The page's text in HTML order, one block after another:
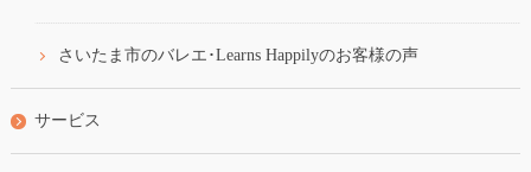
さいたま市のバレエ･Learns Happilyのお客様の声
サービス